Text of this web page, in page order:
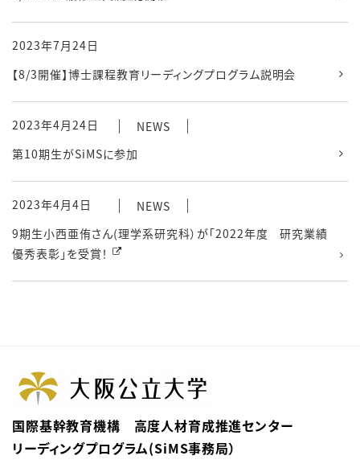
2023年7月24日
【8/3開催】博士課程教育リーディングプログラム説明会
2023年4月24日
NEWS
第10期生がSiMSに参加
2023年4月4日
NEWS
9期生小西亜侑さん(理学系研究科）が「2022年度 研究業績
優秀表彰」を受賞！
国際基幹教育機構 高度人材育成推進センター
リーディングプログラム(SiMS事務局）